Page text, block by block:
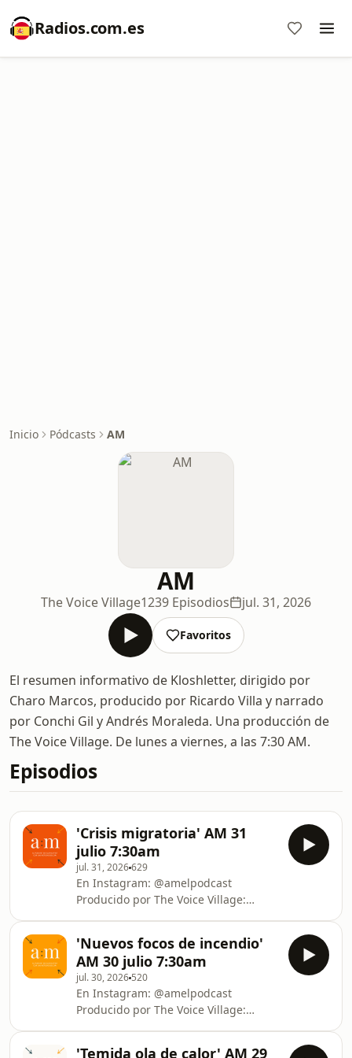
Radios.com.es
Inicio Pódcasts AM
AM
The Voice Village1239 Episodios jul. 31, 2026
Favoritos
El resumen informativo de Kloshletter, dirigido por
Charo Marcos, producido por Ricardo Villa y narrado
por Conchi Gil y Andrés Moraleda. Una producción de
The Voice Village. De lunes a viernes, a las 7:30 AM.
Episodios
'Crisis migratoria' AM 31
julio 7:30am
jul. 31, 2026629
En Instagram: @amelpodcast
Producido por The Voice Village:
importantes de España. El incendio
de Zamora ya ha quemado la misma
superficie que el de Castellón. La
UEFA se retirará de las competiciones
de la FIFA sí privatiza el Mundial. La
Comunidad de Madrid pone a la
venta el ático que compró como
'Nuevos focos de incendio'
AM 30 julio 7:30am
jul. 30, 2026 520
En Instagram: @amelpodcast
Producido por The Voice Village:
'Temida ola de calor' AM 29